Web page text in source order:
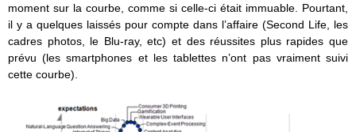
moment sur la courbe, comme si celle-ci était immuable. Pourtant,
il y a quelques laissés pour compte dans l’affaire (Second Life, les
cadres photos, le Blu-ray, etc) et des réussites plus rapides que
prévu (les smartphones et les tablettes n’ont pas vraiment suivi
cette courbe).